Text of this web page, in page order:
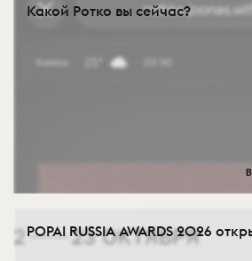
Какой Ротко вы сейчас?
POPAI RUSSIA AWARDS 2026